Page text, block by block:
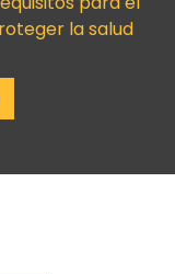
la salud